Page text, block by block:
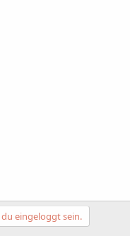
eingeloggt sein.